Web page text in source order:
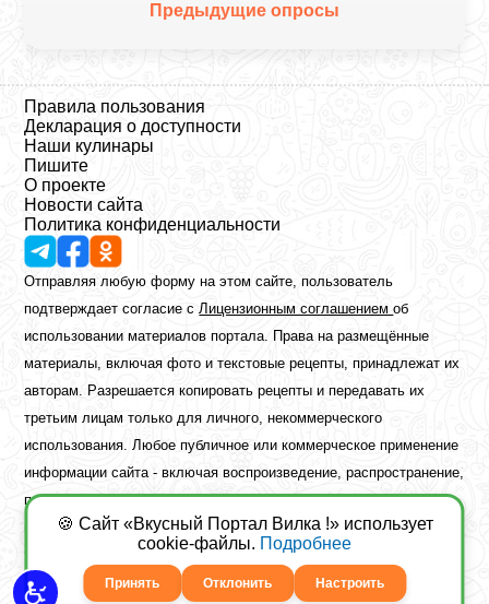
Предыдущие опросы
Правила пользования
Декларация о доступности
Наши кулинары
Пишите
О проекте
Новости сайта
Политика конфиденциальности
Отправляя любую форму на этом сайте, пользователь
подтверждает согласие сЛицензионным соглашениемоб
использовании материалов портала. Права на размещённые
материалы, включая фото и текстовые рецепты, принадлежат их
авторам. Разрешается копировать рецепты и передавать их
третьим лицам только для личного, некоммерческого
использования. Любое публичное или коммерческое применение
информации сайта - включая воспроизведение, распространение,
публикацию или обработку - возможно лишь при наличии
предварительного письменного разрешения правообладателя.
Copyright ©2026 Вкусный Портал Вилка
Сайт построенfreebrush.net
🍪 Сайт «Вкусный Портал Вилка !» использует
cookie-файлы. Подробнее
Принять Отклонить Настроить